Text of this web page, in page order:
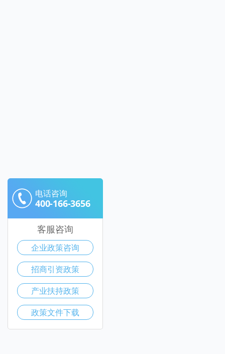
电话咨询
400-166-3656
客服咨询
企业政策咨询
招商引资政策
产业扶持政策
政策文件下载